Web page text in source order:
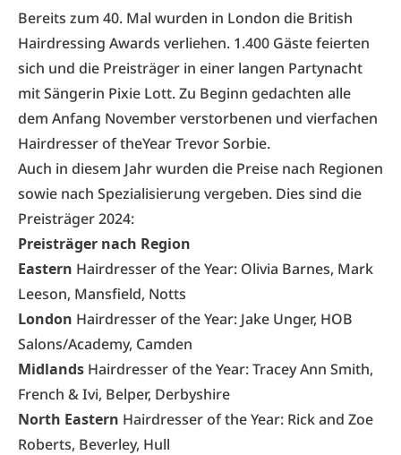
Bereits zum 40. Mal wurden in London die British
Hairdressing Awards verliehen. 1.400 Gäste feierten
sich und die Preisträger in einer langen Partynacht
mit Sängerin Pixie Lott. Zu Beginn gedachten alle
dem Anfang November verstorbenen und vierfachen
Hairdresser of theYear Trevor Sorbie.
Auch in diesem Jahr wurden die Preise nach Regionen
sowie nach Spezialisierung vergeben. Dies sind die
Preisträger 2024:
Preisträger nach Region
Eastern Hairdresser of the Year: Olivia Barnes, Mark
Leeson, Mansfield, Notts
London Hairdresser of the Year: Jake Unger, HOB
Salons/Academy, Camden
Midlands Hairdresser of the Year: Tracey Ann Smith,
French & Ivi, Belper, Derbyshire
North Eastern Hairdresser of the Year: Rick and Zoe
Roberts, Beverley, Hull